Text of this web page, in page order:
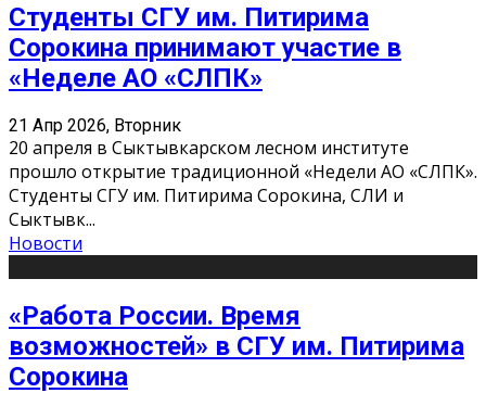
Студенты СГУ им. Питирима
Сорокина принимают участие в
«Неделе АО «СЛПК»
21 Апр 2026, Вторник
20 апреля в Сыктывкарском лесном институте
прошло открытие традиционной «Недели АО «СЛПК».
Студенты СГУ им. Питирима Сорокина, СЛИ и
Сыктывк...
Новости
«Работа России. Время
возможностей» в СГУ им. Питирима
Сорокина